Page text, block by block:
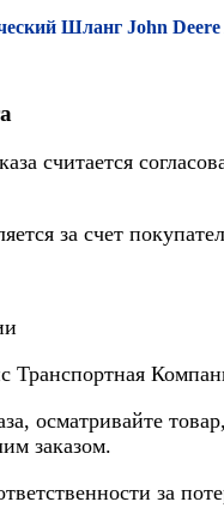
Шланг John Deere
считается
за счет
осматривайте
заказом.
за